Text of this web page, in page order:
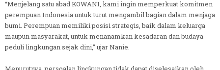
“Menjelang satu abad KOWANI, kami ingin memperkuat komitmen
perempuan Indonesia untuk turut mengambil bagian dalam menjaga
bumi. Perempuan memiliki posisi strategis, baik dalam keluarga
maupun masyarakat, untuk menanamkan kesadaran dan budaya
peduli lingkungan sejak dini,” ujar Nanie.